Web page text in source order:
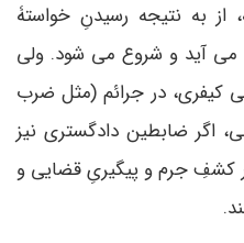
از به نتیجه رسیدنِ خواستۀ
می­ آید و شروع می­ شود. ولی
دادرسی کیفری، در جرائم (مثل ضرب
اگر ضابطین دادگستری نیز
کشفِ جرم و پیگیریِ قضایی و